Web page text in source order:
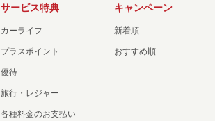
サービス特典
カーライフ
プラスポイント
優待
旅行・レジャー
各種料金のお支払い
キャンペーン
新着順
おすすめ順